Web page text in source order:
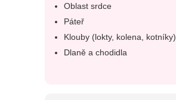
Oblast srdce
Páteř
Klouby (lokty, kolena, kotníky)
Dlaně a chodidla